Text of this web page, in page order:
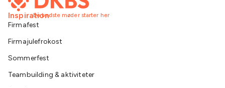
De bedste møder starter her
Inspiration
Firmafest
Firmajulefrokost
Sommerfest
Teambuilding & aktiviteter